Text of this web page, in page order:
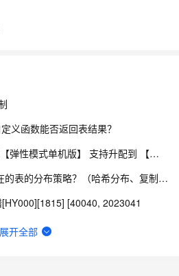
义函数能否返回表结果？
问一下，ADB mysql 数仓版【弹性模式单机版】 支持升配到 【弹性模式集群版】 吗 ？
ADBPG 如何查询一张已存在的表的分布策略？（哈希分布、复制分布、随机分布）
[40040, 2023041
么处理？
展开全部